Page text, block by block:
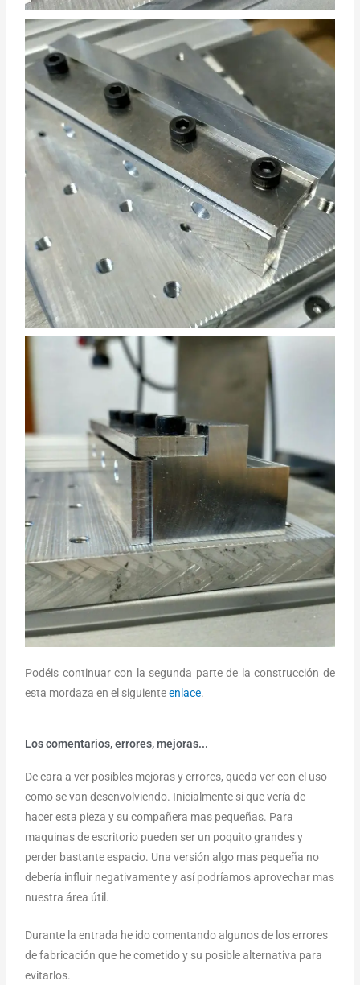
Podéis continuar con la segunda parte de la construcción de
esta mordaza en el siguienteenlace.
Los comentarios, errores, mejoras...
De cara a ver posibles mejoras y errores, queda ver con el uso
como se van desenvolviendo. Inicialmente si que vería de
hacer esta pieza y su compañera mas pequeñas. Para
maquinas de escritorio pueden ser un poquito grandes y
perder bastante espacio. Una versión algo mas pequeña no
debería influir negativamente y así podríamos aprovechar mas
nuestra área útil.
Durante la entrada he ido comentando algunos de los errores
de fabricación que he cometido y su posible alternativa para
evitarlos.